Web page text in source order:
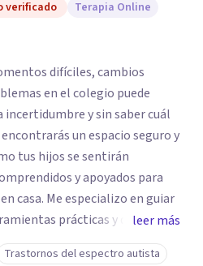
verificado Terapia Online
difíciles, cambios
en el colegio puede
y sin saber cuál
un espacio seguro y
tus hijos se sentirán
y apoyados para
en guiar
prácticas y dinámicas
menor, dejando de lado las
Mi forma de trabajar se
leer más
Trastornos del espectro autista